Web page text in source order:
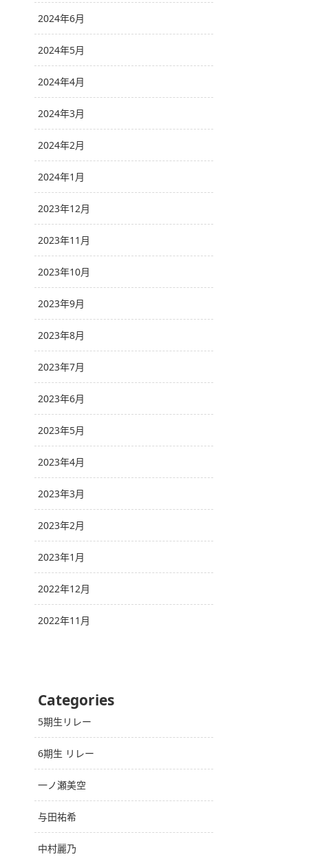
2024年6月
2024年5月
2024年4月
2024年3月
2024年2月
2024年1月
2023年12月
2023年11月
2023年10月
2023年9月
2023年8月
2023年7月
2023年6月
2023年5月
2023年4月
2023年3月
2023年2月
2023年1月
2022年12月
2022年11月
Categories
5期生リレー
6期生 リレー
一ノ瀬美空
与田祐希
中村麗乃